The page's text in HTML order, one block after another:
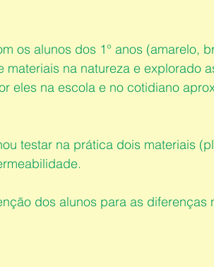
os alunos dos 1° anos (amarelo,
na natureza e explorado
eles na escola e no cotidiano
testar na prática dois materiais
dos alunos para as diferenças